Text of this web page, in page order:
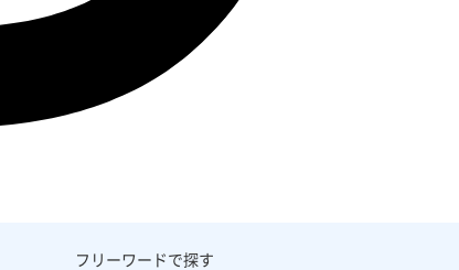
フリーワードで探す